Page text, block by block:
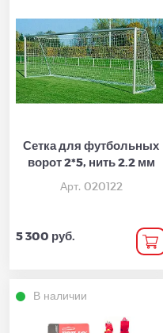
Сетка для футбольных
ворот 2*5, нить 2.2 мм
Арт. 020122
5 300 руб.
В наличии